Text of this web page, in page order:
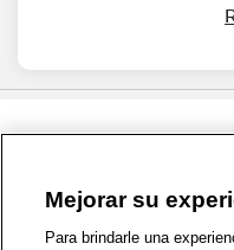
1-800-679-9691 |
Mejorar su
Para brindarle una